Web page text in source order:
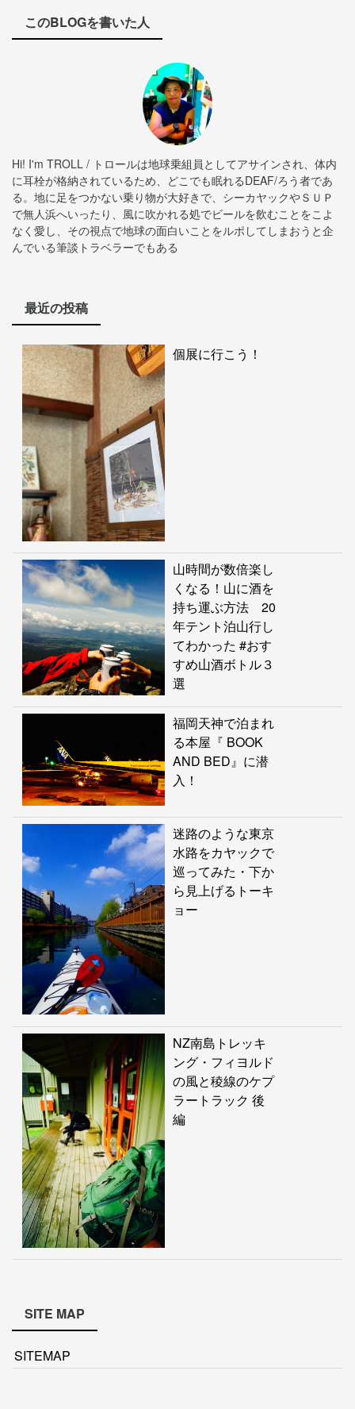
このBLOGを書いた人
Hi! I'm TROLL / トロールは地球乗組員としてアサインされ、体内
に耳栓が格納されているため、どこでも眠れるDEAF/ろう者であ
る。地に足をつかない乗り物が大好きで、シーカヤックやＳＵＰ
で無人浜へいったり、風に吹かれる処でビールを飲むことをこよ
なく愛し、その視点で地球の面白いことをルポしてしまおうと企
んでいる筆談トラベラーでもある
最近の投稿
個展に行こう！
山時間が数倍楽し
くなる！山に酒を
持ち運ぶ方法 20
年テント泊山行し
てわかった #おす
すめ山酒ボトル３
選
福岡天神で泊まれ
る本屋『 BOOK
AND BED』に潜
入！
迷路のような東京
水路をカヤックで
巡ってみた・下か
ら見上げるトーキ
ョー
NZ南島トレッキ
ング・フィヨルド
の風と稜線のケプ
ラートラック 後
編
SITE MAP
SITEMAP